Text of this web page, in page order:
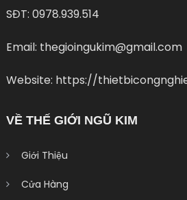
SĐT: 0978.939.514
Email: thegioingukim@gmail.com
Website: https://
VỀ THẾ GIỚI NGŨ KIM
Giới Thiệu
Cửa Hàng